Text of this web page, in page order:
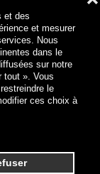
et des
et mesurer
Nous
dans le
sur notre
tout ». Vous
le
ces choix à
et la